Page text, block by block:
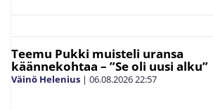
Teemu Pukki muisteli uransa
käännekohtaa – ”Se oli uusi alku”
Väinö Helenius | 06.08.202622:57